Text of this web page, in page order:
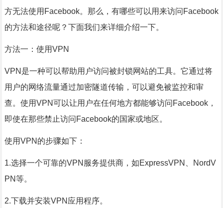
方无法使用Facebook。那么，有哪些可以用来访问Facebook
的方法和途径呢？下面我们来详细介绍一下。
方法一：使用VPN
VPN是一种可以帮助用户访问被封锁网站的工具。它通过将
用户的网络流量通过加密隧道传输，可以避免被监控和审
查。使用VPN可以让用户在任何地方都能够访问Facebook，
即使在那些禁止访问Facebook的国家或地区。
使用VPN的步骤如下：
1.选择一个可靠的VPN服务提供商，如ExpressVPN、NordV
PN等。
2.下载并安装VPN应用程序。